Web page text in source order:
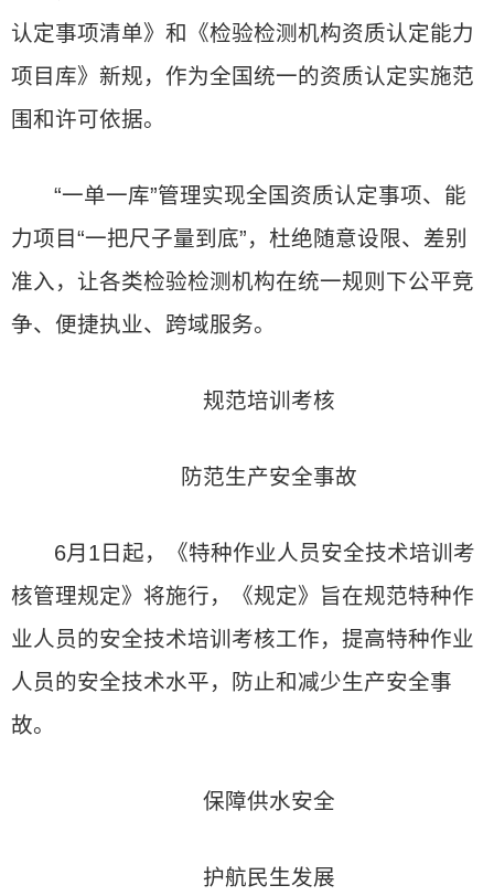
认定事项清单》和《检验检测机构资质认定能力
项目库》新规，作为全国统一的资质认定实施范
围和许可依据。
“一单一库”管理实现全国资质认定事项、能
力项目“一把尺子量到底”，杜绝随意设限、差别
准入，让各类检验检测机构在统一规则下公平竞
争、便捷执业、跨域服务。
规范培训考核
防范生产安全事故
6月1日起，《特种作业人员安全技术培训考
核管理规定》将施行，《规定》旨在规范特种作
业人员的安全技术培训考核工作，提高特种作业
人员的安全技术水平，防止和减少生产安全事
故。
保障供水安全
护航民生发展